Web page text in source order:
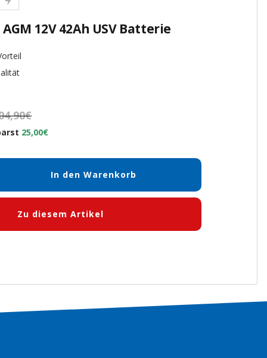
12V 42Ah USV Batterie
25,00€
In den Warenkorb
Zu diesem Artikel